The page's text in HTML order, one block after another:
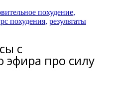
похудение,
похудения, результаты
с
эфира про силу